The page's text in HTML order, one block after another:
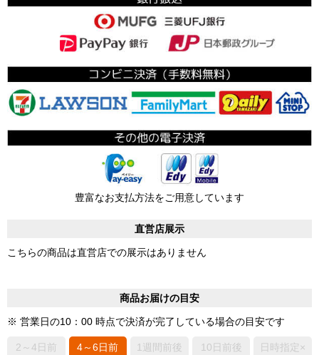
豊富なお支払方法をご用意しています
直営店展示
こちらの商品は直営店での展示はありません
商品お届けの目安
※ 営業日の10：00 時点で決済が完了している場合の目安です
2～4日前
4～6日前
1週間前後 10日前後 日時指定×